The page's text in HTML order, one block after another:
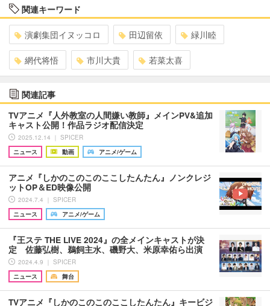
関連キーワード
演劇集団イヌッコロ 田辺留依 緑川睦
網代将悟 市川大貴 若菜太喜
関連記事
TVアニメ『人外教室の人間嫌い教師』メインPV&追加
キャスト公開！作品ラジオ配信決定
2025.12.14 ｜ SPICER
ニュース
動画 アニメ/ゲーム
アニメ『しかのこのこのここしたんたん』ノンクレジ
ットOP＆ED映像公開
2024.7.4 ｜ SPICER
ニュース
アニメ/ゲーム
『王ステ THE LIVE 2024』の全メインキャストが決
定 佐藤弘樹、鵜飼主水、磯野大、米原幸佑ら出演
2024.4.9 ｜ SPICER
ニュース
舞台
TVアニメ『しかのこのこのここしたんたん』キービジ